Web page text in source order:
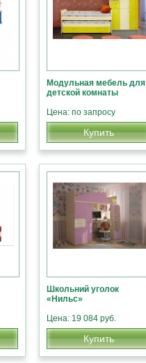
Модульная мебель для
детской комнаты
Цена: по запросу
Купить
Школьний уголок
«Нильс»
Цена: 19 084 руб.
Купить